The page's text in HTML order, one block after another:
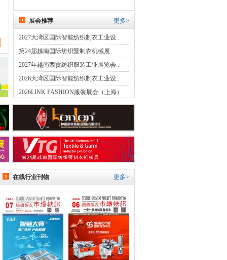
更多>
展会推荐
2027大湾区国际智能纺织制衣工业设..
第24届越南国际纺织暨制衣机械展
2027年越南西贡纺织服装工业展览会..
2026大湾区国际智能纺织制衣工业设..
2026LINK FASHION服装展会（上海）
更多>
在线行业刊物